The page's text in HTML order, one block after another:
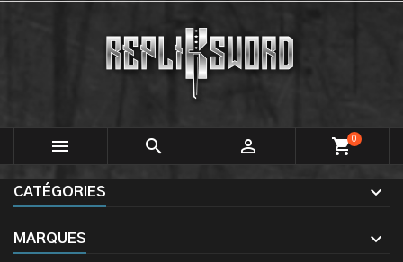
   shopping_cart0
CATÉGORIES
MARQUES